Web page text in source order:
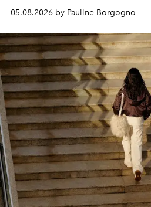
personnages continuent de
05.08.2026 by Pauline Borgogno